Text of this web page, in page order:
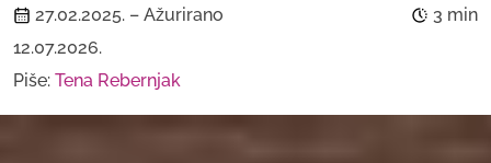
27.02.2025. – Ažurirano
12.07.2026.
Piše: Tena Rebernjak
3 min